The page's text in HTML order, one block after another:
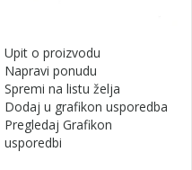
Upit o proizvodu
Napravi ponudu
Spremi na listu želja
Dodaj u grafikon usporedba
Pregledaj Grafikon
usporedbi